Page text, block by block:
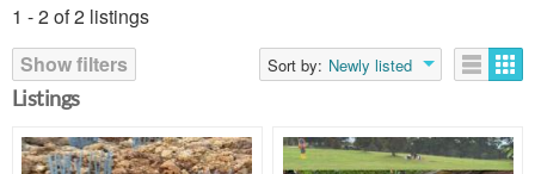
1 - 2 of 2 listings
Show filters
Sort by: Newly listed
Listings